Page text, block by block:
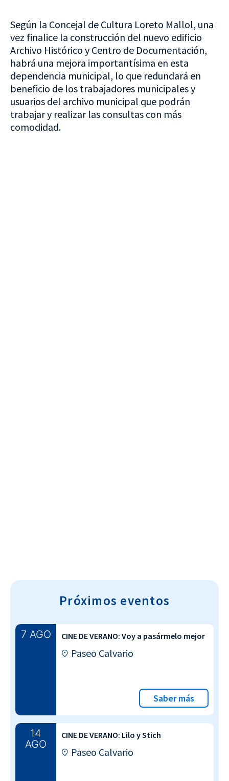
Según la Concejal de Cultura Loreto Mallol, una
vez finalice la construcción del nuevo edificio
Archivo Histórico y Centro de Documentación,
habrá una mejora importantísima en esta
dependencia municipal, lo que redundará en
beneficio de los trabajadores municipales y
usuarios del archivo municipal que podrán
trabajar y realizar las consultas con más
comodidad.
Próximos eventos
7 AGO CINE DE VERANO: Voy a pasármelo mejor
Paseo Calvario
Saber más
14
AGO
CINE DE VERANO: Lilo y Stich
Paseo Calvario